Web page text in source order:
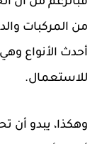
من المركبات
أحدث الأنواع
للاستعمال.
وهكذا، يبدو أن